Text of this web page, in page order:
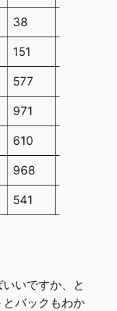
38
151
577
971
610
968
541
いですか、と
バックもわか